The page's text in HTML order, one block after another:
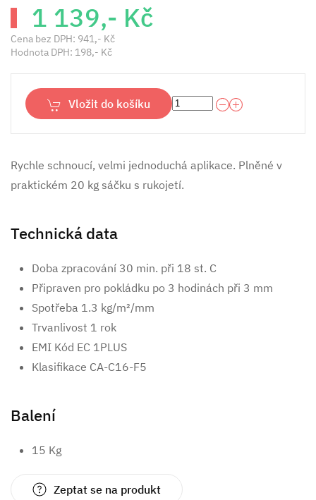
1 139,- Kč
Cena bez DPH: 941,- Kč
Hodnota DPH: 198,- Kč
Vložit do košíku
Rychle schnoucí, velmi jednoduchá aplikace. Plněné v
praktickém 20 kg sáčku s rukojetí.
Technická data
Doba zpracování 30 min. při 18 st. C
Připraven pro pokládku po 3 hodinách při 3 mm
Spotřeba 1.3 kg/m²/mm
Trvanlivost 1 rok
EMI Kód EC 1PLUS
Klasifikace CA-C16-F5
Balení
15 Kg
Zeptat se na produkt